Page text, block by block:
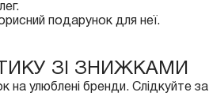
подарунок для неї.
ЗІ ЗНИЖКАМИ
улюблені бренди. Слідкуйте за